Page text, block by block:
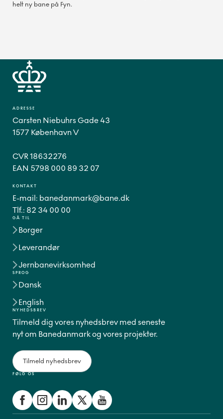
helt ny bane på Fyn.
GÅ TIL
Borger
Leverandør
Jernbanevirksomhed
SPROG
Dansk
English
FØLG OS
ADRESSE
Carsten Niebuhrs Gade 43
1577 København V
CVR 18632276
EAN 5798 000 89 32 07
KONTAKT
E-mail: banedanmark@bane.dk
Tlf.: 82 34 00 00
NYHEDSBREV
Tilmeld dig vores nyhedsbrev med seneste
nyt om Banedanmark og vores projekter.
Tilmeld nyhedsbrev